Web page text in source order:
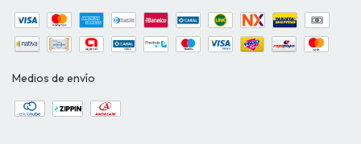
Medios de envío